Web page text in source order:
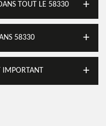
TOUT LE 58330
58330
IMPORTANT